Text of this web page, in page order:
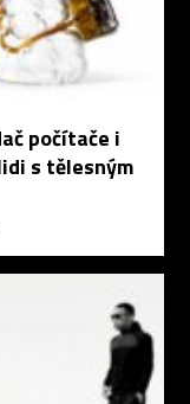
počítače i
s tělesným